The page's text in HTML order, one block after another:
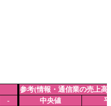
参考(情報・通信業の売上高
- 中央値